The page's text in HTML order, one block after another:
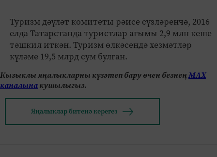
Туризм дәүләт комитеты рәисе сүзләренчә, 2016
елда Татарстанда туристлар агымы 2,9 млн кеше
тәшкил иткән. Туризм өлкәсендә хезмәтләр
күләме 19,5 млрд сум булган.
Кызыклы яңалыкларны күзәтеп бару өчен безнеңМАХ
каналынакушылыгыз.
Яңалыклар битенә керегез